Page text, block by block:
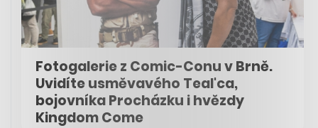
Fotogalerie z Comic-Conu v Brně.
Uvidíte usměvavého Teal'ca,
bojovníka Procházku i hvězdy
Kingdom Come